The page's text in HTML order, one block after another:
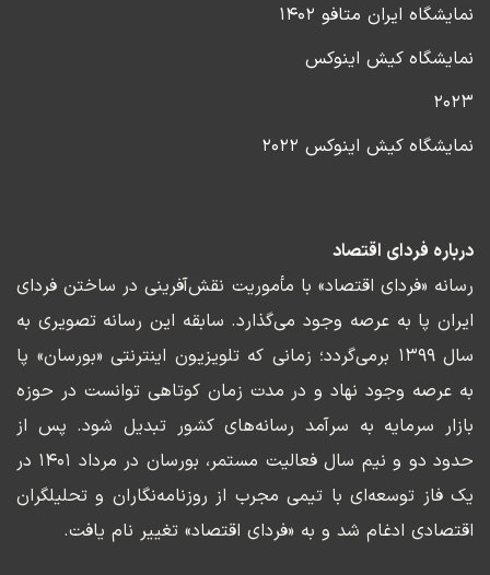
نمایشگاه ایران متافو ۱۴۰۲
نمایشگاه کیش اینوکس
۲۰۲۳
نمایشگاه کیش اینوکس ۲۰۲۲
درباره فردای اقتصاد
رسانه «فردای اقتصاد» با مأموریت نقش‌آفرینی در ساختن فردای
ایران پا به عرصه وجود می‌گذارد. سابقه این رسانه تصویری به
سال ۱۳۹۹ برمی‌گردد؛ زمانی که تلویزیون اینترنتی «بورسان» پا
به عرصه وجود نهاد و در مدت زمان کوتاهی توانست در حوزه
بازار سرمایه به سرآمد رسانه‌های کشور تبدیل شود. پس از
حدود دو و نیم سال فعالیت مستمر، بورسان در مرداد ۱۴۰۱ در
یک فاز توسعه‌ای با تیمی مجرب از روزنامه‌نگاران و تحلیلگران
اقتصادی ادغام شد و به «فردای اقتصاد» تغییر نام یافت.